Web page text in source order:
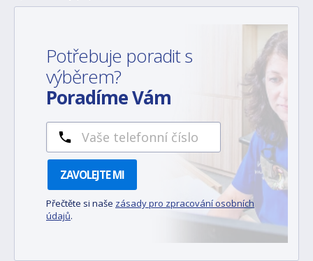
Potřebuje poradit s
výběrem?
Poradíme Vám
ZAVOLEJTE MI
Přečtěte si naše zásady pro zpracování osobních
údajů.